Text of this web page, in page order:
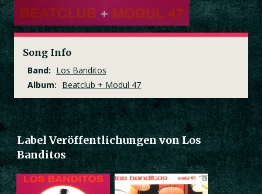
Song Info
Band: Los Banditos
Album: Beatclub + Modul 47
Label Veröffentlichungen von Los
Banditos